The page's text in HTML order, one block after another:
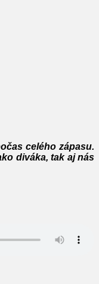
celého zápasu.
diváka, tak aj nás